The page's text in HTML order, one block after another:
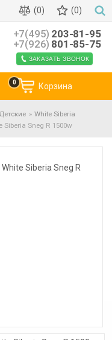
(0) (0)
+7(495) 203-81-95
+7(926) 801-85-75
ЗАКАЗАТЬ ЗВОНОК
Корзина
0
Детские
White Siberia
Siberia Sneg R 1500w